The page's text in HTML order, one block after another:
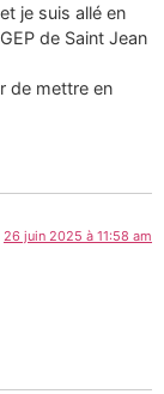
je suis allé en
de Saint Jean
de mettre en
26 juin 2025 à 11:58 am